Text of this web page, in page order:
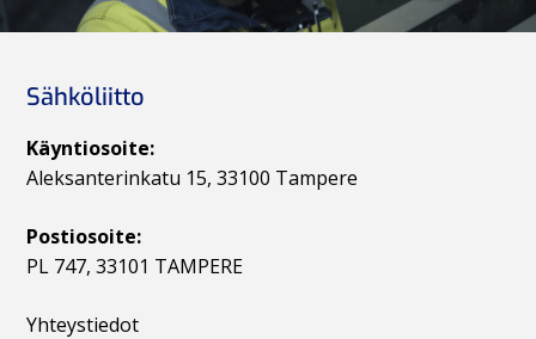
Sähköliitto
Käyntiosoite:
Aleksanterinkatu 15, 33100 Tampere
Postiosoite:
PL 747, 33101 TAMPERE
Yhteystiedot